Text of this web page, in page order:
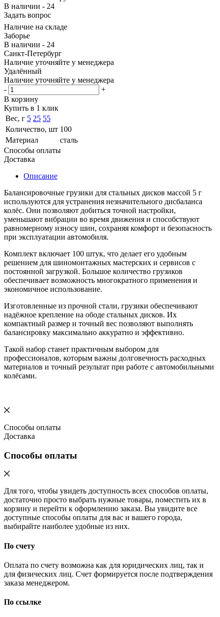
В наличии - 24
Задать вопрос
Наличие на складе
Заборье
В наличии - 24
Санкт-Петербург
Наличие уточняйте у менеджера
Удалённый
Наличие уточняйте у менеджера
-
+
В корзину
Купить в 1 клик
Вес, г 5 25 55
Количество, шт 100
Материал
сталь
Способы оплаты
Доставка
Описание
Балансировочные грузики для стальных дисков массой 5 г
используются для устранения незначительного дисбаланса
колёс. Они позволяют добиться точной настройки,
уменьшают вибрации во время движения и способствуют
равномерному износу шин, сохраняя комфорт и безопасность
при эксплуатации автомобиля.
Комплект включает 100 штук, что делает его удобным
решением для шиномонтажных мастерских и сервисов с
постоянной загрузкой. Большое количество грузиков
обеспечивает возможность многократного применения и
экономичное использование.
Изготовленные из прочной стали, грузики обеспечивают
надёжное крепление на ободе стальных дисков. Их
компактный размер и точный вес позволяют выполнять
балансировку максимально аккуратно и эффективно.
Такой набор станет практичным выбором для
профессионалов, которым важны долговечность расходных
материалов и точный результат при работе с автомобильными
колёсами.
Способы оплаты
Доставка
Способы оплаты
Для того, чтобы увидеть доступность всех способов оплаты,
достаточно просто выбрать нужные товары, поместить их в
корзину и перейти к оформлению заказа. Вы увидите все
доступные способы оплаты для вас и вашего города,
выбирайте наиболее удобные из них.
По счету
Оплата по счету возможна как для юридических лиц, так и
для физических лиц. Счет формируется после подтверждения
заказа менеджером.
По ссылке